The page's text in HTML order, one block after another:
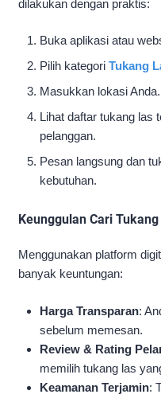
dilakukan dengan praktis:
Buka aplikasi atau
Pilih kategoriTukang
Masukkan lokasi Anda.
Lihat daftar tukang las
pelanggan.
Pesan langsung dan
kebutuhan.
Keunggulan Cari
Menggunakan platform
banyak keuntungan:
Harga Transparan:
sebelum memesan.
Review & Rating
memilih tukang las
Keamanan Terjamin: